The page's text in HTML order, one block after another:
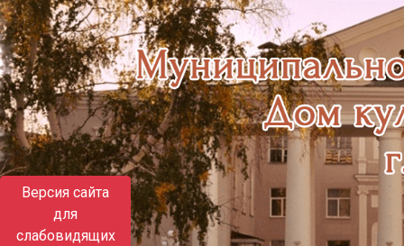
Версия сайта
для
слабовидящих